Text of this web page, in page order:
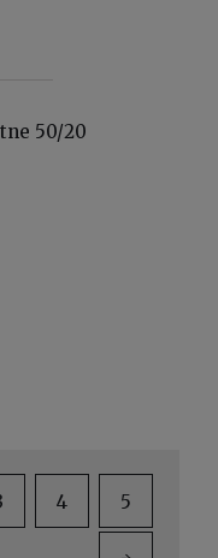
50/20
4 5